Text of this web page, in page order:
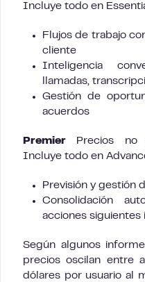
Incluye todo en
Flujos de trabajo
cliente
Inteligencia
llamadas,
Gestión de
acuerdos
Premier Precios no
Incluye todo en
Previsión y gestión
Consolidación
acciones
Según algunos
precios oscilan entre
dólares por usuario al